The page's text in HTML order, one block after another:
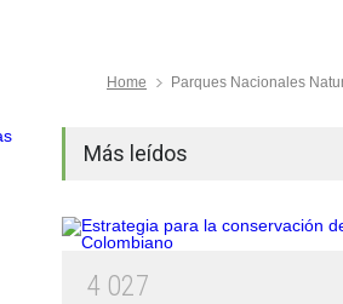
Home Parques Nacionales
Más leídos
4 027